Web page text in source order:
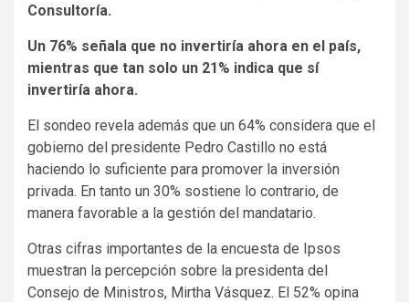
Consultoría.
Un 76% señala que no invertiría ahora en el país,
mientras que tan solo un 21% indica que sí
invertiría ahora.
El sondeo revela además que un 64% considera que el
gobierno del presidente Pedro Castillo no está
haciendo lo suficiente para promover la inversión
privada. En tanto un 30% sostiene lo contrario, de
manera favorable a la gestión del mandatario.
Otras cifras importantes de la encuesta de Ipsos
muestran la percepción sobre la presidenta del
Consejo de Ministros, Mirtha Vásquez. El 52% opina